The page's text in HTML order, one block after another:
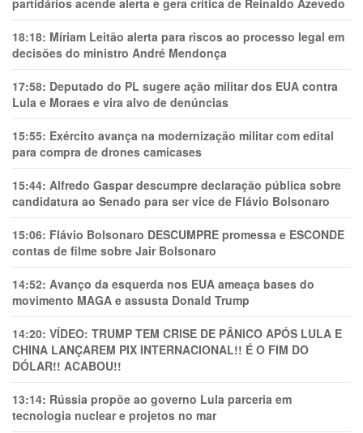
partidários acende alerta e gera crítica de Reinaldo Azevedo
18:18: Míriam Leitão alerta para riscos ao processo legal em
decisões do ministro André Mendonça
17:58: Deputado do PL sugere ação militar dos EUA contra
Lula e Moraes e vira alvo de denúncias
15:55: Exército avança na modernização militar com edital
para compra de drones camicases
15:44: Alfredo Gaspar descumpre declaração pública sobre
candidatura ao Senado para ser vice de Flávio Bolsonaro
15:06: Flávio Bolsonaro DESCUMPRE promessa e ESCONDE
contas de filme sobre Jair Bolsonaro
14:52: Avanço da esquerda nos EUA ameaça bases do
movimento MAGA e assusta Donald Trump
14:20: VÍDEO: TRUMP TEM CRlSE DE PÂNlCO APÓS LULA E
CHINA LANÇAREM PIX INTERNACIONAL!! É O FIM DO
DÓLAR!! ACABOU!!
13:14: Rússia propõe ao governo Lula parceria em
tecnologia nuclear e projetos no mar